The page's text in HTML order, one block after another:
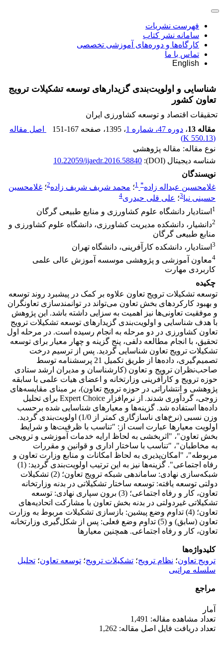
فهرست نشریات
سامانه نشر کتاب
کارگاه‌ها و دوره‌های آموزشی تخصصی
تماس با ما
English
شناسایی و اولویت‌بندی گزیدارهای توسعه تشکیلات ترویج
تعاون کشور
تحقیقات اقتصاد و توسعه کشاورزی ایران
مقاله 13
، دوره 47، شماره 1 ، 1395 ، صفحه 151-167
اصل مقاله
(
550.13 K
)
نوع مقاله: مقاله پژوهشی
شناسه دیجیتال (DOI):
10.22059/ijaedr.2016.58840
نویسندگان
غلامحسین عبداله زاده*
1؛ محمد شریف شریف زاده2؛ غلامحسین
حسینی نیا3؛ علی قلی حیدری4
1 استادیار دانشگاه علوم کشاورزی و منابع طبیعی گرگان
2دانشیار، دانشکده مدیریت کشاورزی، دانشگاه علوم کشاورزی و
منابع طبیعی گرگان
3 استادیار، دانشکده کارآفرینی، دانشگاه تهران
4معاون آموزشی و پژوهشی موسسه آموزش عالی علمی
کاربردی مهارت
چکیده
توسعه تشکیلات ترویج تعاون علاوه بر کمک در پیشبرد روند توسعه
و بهبود کارکردهای بخش تعاون می‌تواند در توانمندسازی تعاونگران
و موفقیت تعاونی‌ها نیز اهمیت به سزایی داشته باشد. این پژوهش
با هدف شناسایی و اولویت‌بندی گزیدارهای توسعه تشکیلات ترویج
تعاون کشاورزی در دو مرحله به انجام رسیده است. در مرحله اول
تحقیق، با انجام مطالعه دلفی، پنج گزینه و چهار معیار برای توسعه
تشکیلات ترویج تعاون شناسایی گردید. پس از ترسیم درخت
تصمیم‌گیری، داده‌ها از طریق تکمیل 21 پرسشنامه توسط
صاحب‌نظران ترویج و تعاون (کارشناسان و مدیران ارشد ستادی
حوزه ترویج و کارآفرینی وزارتخانه و اعضای هیات علمی با سابقه
پژوهشی و انتشاراتی در حوزه ترویج تعاون)، بر مبنای مقایسه‌های
زوجی، گردآوری شدند. از نرم‌افزار Expert Choice­ برای تحلیل
داده‌ها استفاده شد. گزینه‌ها و معیارهای شناسایی شده برحسب
وزن نسبی (نرخ‌های ناسازگاری کمتر از 1/0) اولویت‌بندی گردید.
اولویت معیارها عبارت است از: "تناسب با ظرفیت‌ها و شرایط
بخش تعاون"، "اثربخشی به لحاظ ارایه خدمات آموزشی و ترویجی
به مخاطبان"، "تناسب با ساختار اداری و قوانین و مقررات
مربوطه"، "امکان‌پذیری به لحاظ امکانات و منابع وزارت تعاون و
رفاه اجتماعی". گزینه‌ها نیز به این ترتیب اولویت‌بندی گردید: (1)
شبکه‌سازی نهادی: ساماندهی شبکه ترویج تعاون؛ (2) تشکیلات
دولتی توسعه یافته: توسعه ساختار تشکیلاتی در بدنه وزارتخانه
تعاون، کار و رفاه اجتماعی؛ (3) برون سپاری نهادی: توسعه
تشکیلاتی غیردولتی در بدنه بخش تعاون با مشارکت اتحادیه‌های
تعاون؛ (4) تداوم وضع پیشین: بازسازی تشکیلات مربوط به وزارت
تعاون (سابق) و (5) تداوم وضع فعلی: پس از شکل‌گیری وزارتخانه
تعاون، کار و رفاه اجتماعی. همچنین معیارها
کلیدواژه‌ها
ترویج تعاون؛ نظام ترویج؛ تشکیلات ترویج؛ توسعه تعاون؛ تحلیل
سلسله مراتبی
مراجع
آمار
تعداد مشاهده مقاله: 1,491
تعداد دریافت فایل اصل مقاله: 1,262